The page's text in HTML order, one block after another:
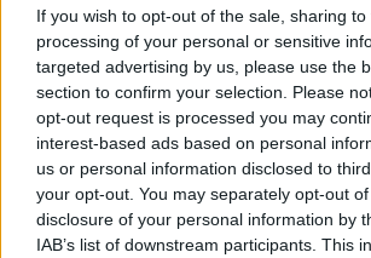
If you wish to opt-out of the sale, sharing
processing of your personal or sensitive
targeted advertising by us, please use the
section to confirm your selection. Please
opt-out request is processed you may
interest-based ads based on personal
us or personal information disclosed to
your opt-out. You may separately opt-out
disclosure of your personal information by
IAB’s list of downstream participants. This
Paolo Gnutti premiato
veneta nel mondo
Scledum film festival
EVENTI
Berici in Festival 2026:
Italy, sulla strada del